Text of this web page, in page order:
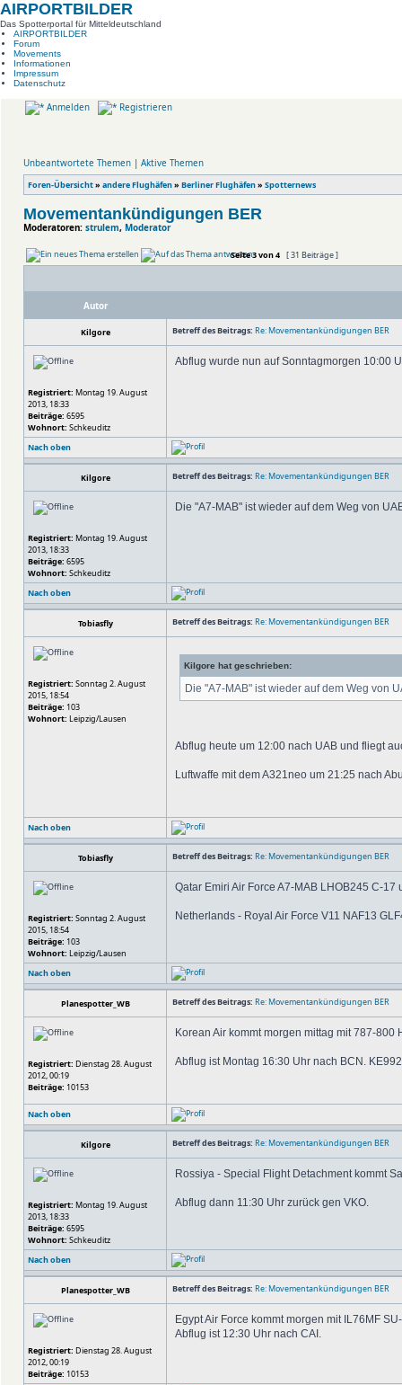
AIRPORTBILDER
Das Spotterportal für Mitteldeutschland
AIRPORTBILDER
Forum
Movements
Informationen
Impressum
Datenschutz
Anmelden Registrieren
Unbeantwortete Themen | Aktive Themen
Foren-Übersicht» andere Flughäfen» Berliner Flughäfen» Spotternews
Movementankündigungen BER
Moderatoren: strulem, Moderator
Seite3von4 [ 31 Beiträge ]
Autor
Kilgore Betreff des Beitrags: Re: Movementankündigungen BER
Registriert: Montag 19. August
2013, 18:33
Beiträge: 6595
Wohnort: Schkeuditz
Abflug wurde nun auf Sonntagmorgen 10:00
Nach oben
Kilgore Betreff des Beitrags: Re: Movementankündigungen BER
Registriert: Montag 19. August
2013, 18:33
Beiträge: 6595
Wohnort: Schkeuditz
Die "A7-MAB" ist wieder auf dem Weg von
Nach oben
Tobiasfly Betreff des Beitrags: Re: Movementankündigungen BER
Registriert: Sonntag 2. August
2015, 18:54
Beiträge: 103
Wohnort: Leipzig/Lausen
Kilgore hat geschrieben:
Die "A7-MAB" ist wieder auf dem Weg von
Abflug heute um 12:00 nach UAB und fliegt
Luftwaffe mit dem A321neo um 21:25 nach
Nach oben
Tobiasfly Betreff des Beitrags: Re: Movementankündigungen BER
Registriert: Sonntag 2. August
2015, 18:54
Beiträge: 103
Wohnort: Leipzig/Lausen
Qatar Emiri Air Force A7-MAB LHOB245 C-17
Netherlands - Royal Air Force V11 NAF13
Nach oben
Planespotter_WB Betreff des Beitrags: Re: Movementankündigungen BER
Registriert: Dienstag 28. August
2012, 00:19
Beiträge: 10153
Korean Air kommt morgen mittag mit 787-800
Abflug ist Montag 16:30 Uhr nach BCN.
Nach oben
Kilgore Betreff des Beitrags: Re: Movementankündigungen BER
Registriert: Montag 19. August
2013, 18:33
Beiträge: 6595
Wohnort: Schkeuditz
Rossiya - Special Flight Detachment kommt
Abflug dann 11:30 Uhr zurück gen VKO.
Nach oben
Planespotter_WB Betreff des Beitrags: Re: Movementankündigungen BER
Registriert: Dienstag 28. August
2012, 00:19
Beiträge: 10153
Egypt Air Force kommt morgen mit IL76MF
Abflug ist 12:30 Uhr nach CAI.